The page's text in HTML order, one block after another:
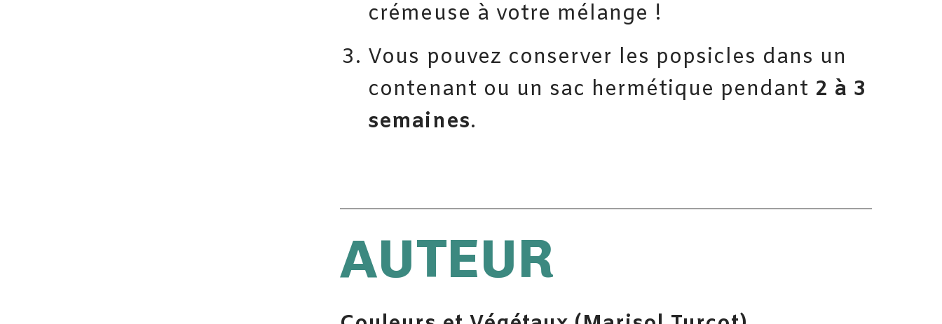
crémeuse à votre mélange !
Vous pouvez conserver les popsicles dans un
contenant ou un sac hermétique pendant 2 à 3
semaines.
AUTEUR